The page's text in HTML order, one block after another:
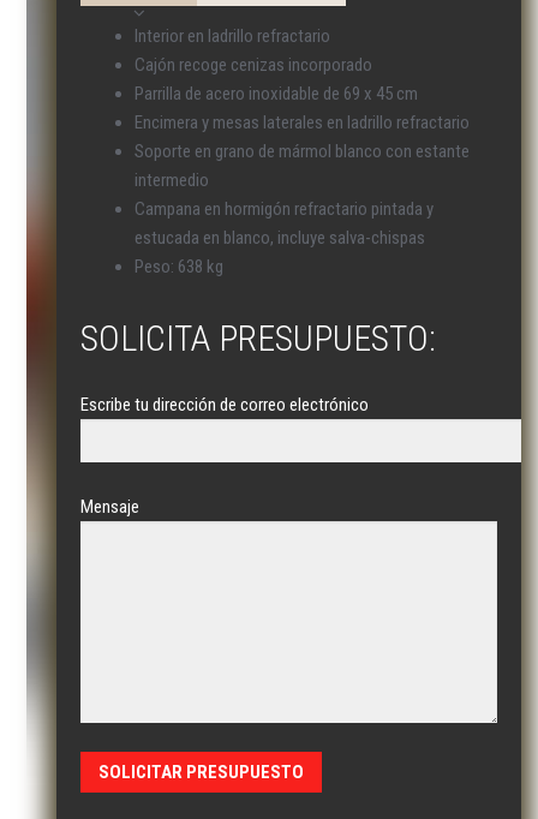
Interior en ladrillo refractario
Cajón recoge cenizas incorporado
Parrilla de acero inoxidable de 69 x 45 cm
Encimera y mesas laterales en ladrillo refractario
Soporte en grano de mármol blanco con estante
intermedio
Campana en hormigón refractario pintada y
estucada en blanco, incluye salva-chispas
Peso: 638 kg
SOLICITA PRESUPUESTO:
Escribe tu dirección de correo electrónico
Mensaje